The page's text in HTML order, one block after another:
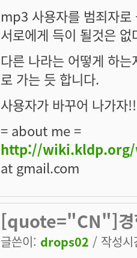
mp3 사용자를 범죄자로
서로에게 득이 될것은 없
다른 나라는 어떻게 하
로 가는 듯 합니다.
사용자가 바꾸어 나가자!!
= about me =
http://
at gmail.com
[quote="CN"]경
글쓴이: drops02 / 작성